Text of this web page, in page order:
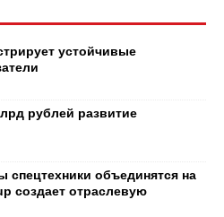
устойчивые
рублей развитие
объединятся на
создает отраслевую